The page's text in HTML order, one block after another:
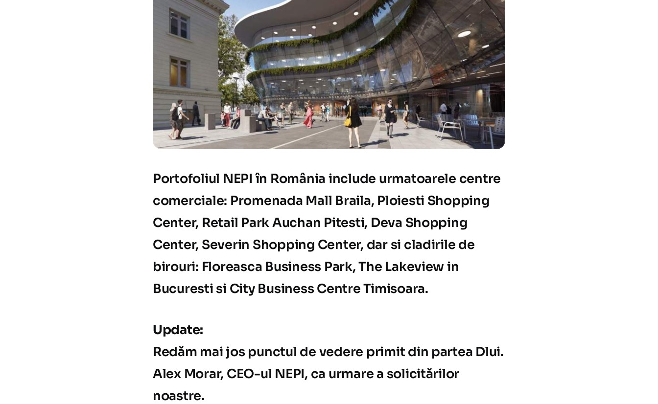
Portofoliul NEPI în România include urmatoarele centre
comerciale: Promenada Mall Braila, Ploiesti Shopping
Center, Retail Park Auchan Pitesti, Deva Shopping
Center, Severin Shopping Center, dar si cladirile de
birouri: Floreasca Business Park, The Lakeview in
Bucuresti si City Business Centre Timisoara.
Update:
Redăm mai jos punctul de vedere primit din partea Dlui.
Alex Morar, CEO-ul NEPI, ca urmare a solicitărilor
noastre.